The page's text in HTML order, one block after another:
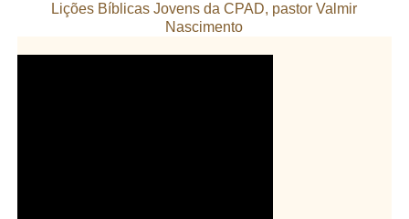
Lições Bíblicas Jovens da CPAD, pastor Valmir
Nascimento